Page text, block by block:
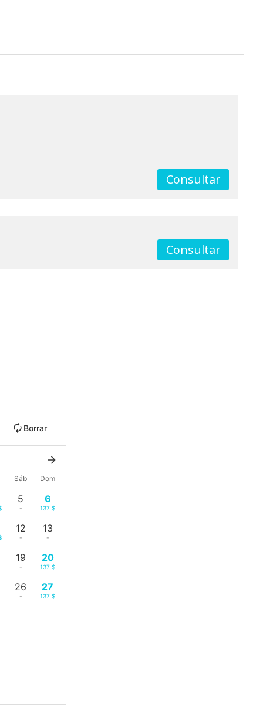
Consultar
Consultar
Borrar
Sáb Dom
5
-
6
137 $
12
-
13
-
19
-
20
137 $
26
-
27
137 $